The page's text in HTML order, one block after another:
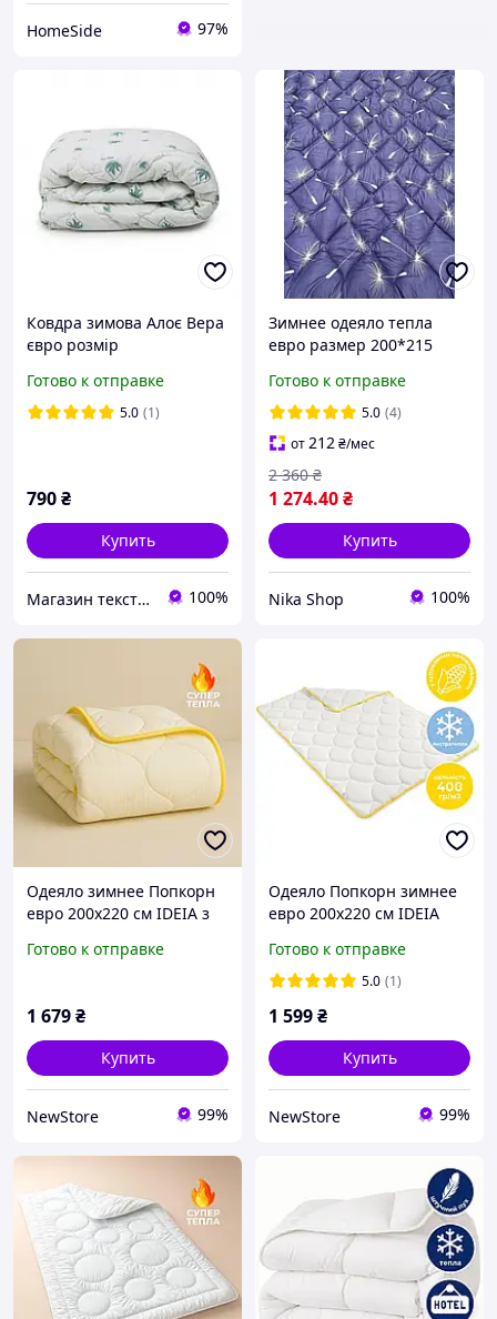
HomeSide 97%
Ковдра зимова Алоє Вера
євро розмір
Готово к отправке
5.0 (1)
790₴
Купить
Магазин текстилю 100%
Зимнее одеяло тепла
евро размер 200*215
одеяла Зимнее одеяло
хорошего качества от
производителя
Готово к отправке
5.0 (4)
от212₴/мес
1 274.40₴
2 360 ₴
Купить
Nika Shop 100%
Одеяло зимнее Попкорн
евро 200х220 см IDEIA з
наполнителем
Готово к отправке
1 679₴
Купить
NewStore 99%
Одеяло Попкорн зимнее
евро 200х220 см IDEIA
кукурузным
наполнителем белое
Готово к отправке
5.0 (1)
1 599₴
Купить
NewStore 99%